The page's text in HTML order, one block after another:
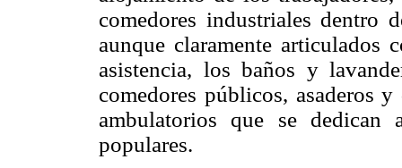
comedores industriales dentro
aunque claramente articulados
asistencia, los baños y
comedores públicos, asaderos
ambulatorios que se
populares.